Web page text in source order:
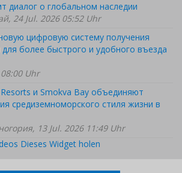
диалог о глобальном наследии
24 Jul. 2026 05:52 Uhr
цифровую систему получения
более быстрого и удобного въезда
Uhr
и Smokva Bay объединяют
средиземноморского стиля жизни в
13 Jul. 2026 11:49 Uhr
Dieses Widget holen